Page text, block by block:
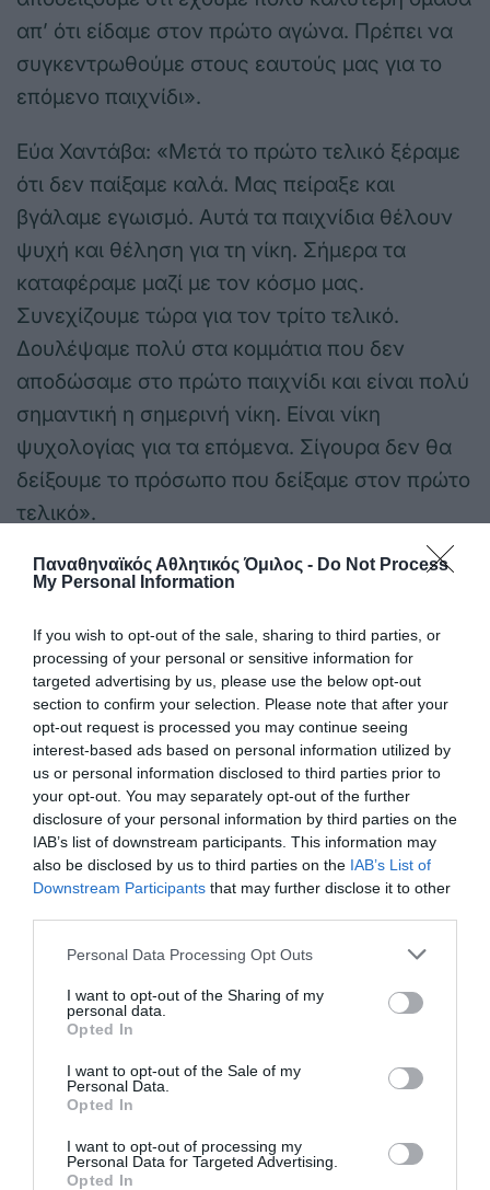
Παναθηναϊκός Αθλητικός Όμιλος - Do Not Process
My Personal Information
If you wish to opt-out of the sale, sharing to third parties, or
processing of your personal or sensitive information for
targeted advertising by us, please use the below opt-out
section to confirm your selection. Please note that after your
opt-out request is processed you may continue seeing
interest-based ads based on personal information utilized by
us or personal information disclosed to third parties prior to
your opt-out. You may separately opt-out of the further
disclosure of your personal information by third parties on the
IAB’s list of downstream participants. This information may
also be disclosed by us to third parties on the IAB’s List of
Downstream Participants that may further disclose it to other
Please note that this website/app uses one or more Google
not limited to your visit or usage behaviour. You may click to
grant or deny consent to Google and its third-party tags to
use your data for below specified purposes in below Google
consent section.
Personal Data Processing Opt Outs
I want to opt-out of the Sharing of my
personal data.
Opted In
I want to opt-out of the Sale of my
Personal Data.
Opted In
I want to opt-out of processing my
Personal Data for Targeted Advertising.
Opted In
απ’ ότι είδαμε στον πρώτο αγώνα. Πρέπει να
συγκεντρωθούμε στους εαυτούς μας για το
επόμενο παιχνίδι».
Εύα Χαντάβα: «Μετά το πρώτο τελικό ξέραμε
ότι δεν παίξαμε καλά. Μας πείραξε και
βγάλαμε εγωισμό. Αυτά τα παιχνίδια θέλουν
ψυχή και θέληση για τη νίκη. Σήμερα τα
καταφέραμε μαζί με τον κόσμο μας.
Συνεχίζουμε τώρα για τον τρίτο τελικό.
Δουλέψαμε πολύ στα κομμάτια που δεν
αποδώσαμε στο πρώτο παιχνίδι και είναι πολύ
σημαντική η σημερινή νίκη. Είναι νίκη
ψυχολογίας για τα επόμενα. Σίγουρα δεν θα
δείξουμε το πρόσωπο που δείξαμε στον πρώτο
τελικό».
ΒΟΛΕΪ ΓΥΝΑΙΚΩΝ
Ήττα από την Ιταλία στο τάι
μπρέικ
Στο δεύτερο ματς του τουρνουά που διεξάγεται στο
Ουρμπίνο το αντιπροσωπευτικό μας συγκρότημα ηττήθηκε
στο τάι μπρέικ από τη Μεσογειακή ομάδα της Ιταλίας.